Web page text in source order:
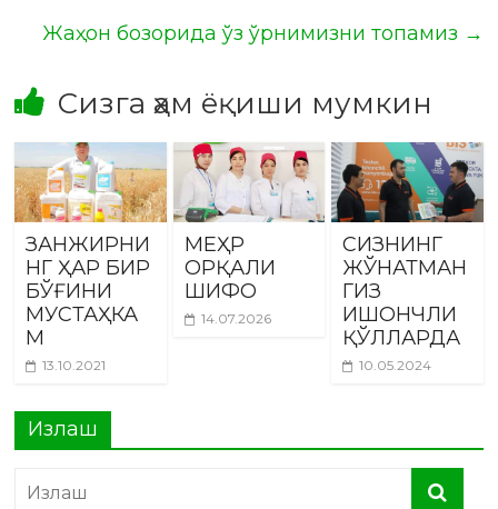
Жаҳон бозорида ўз ўрнимизни топамиз →
Сизга ҳам ёқиши мумкин
ЗАНЖИРНИ
НГ ҲАР БИР
БЎҒИНИ
МУСТАҲКА
М
13.10.2021
МЕҲР
ОРҚАЛИ
ШИФО
14.07.2026
СИЗНИНГ
ЖЎНАТМАН
ГИЗ
ИШОНЧЛИ
ҚЎЛЛАРДА
10.05.2024
Излаш